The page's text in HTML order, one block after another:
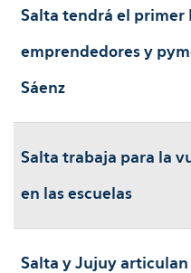
Salta tendrá el primer
emprendedores y
Sáenz
Salta trabaja para la
en las escuelas
Salta y Jujuy